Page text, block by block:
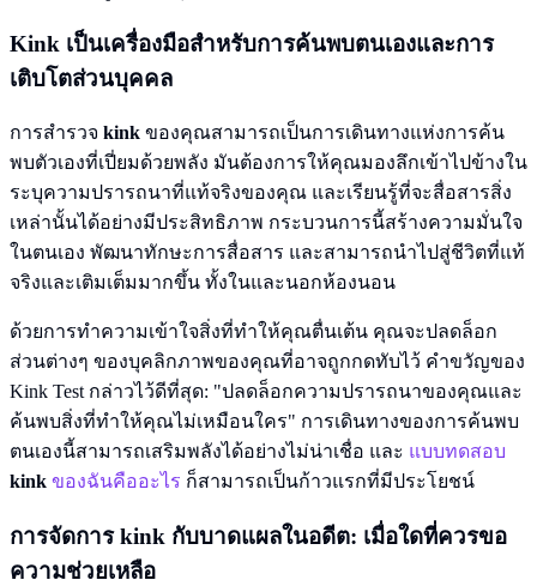
Kink เป็นเครื่องมือสำหรับการค้นพบตนเองและการ
เติบโตส่วนบุคคล
การสำรวจ kink ของคุณสามารถเป็นการเดินทางแห่งการค้น
พบตัวเองที่เปี่ยมด้วยพลัง มันต้องการให้คุณมองลึกเข้าไปข้างใน
ระบุความปรารถนาที่แท้จริงของคุณ และเรียนรู้ที่จะสื่อสารสิ่ง
เหล่านั้นได้อย่างมีประสิทธิภาพ กระบวนการนี้สร้างความมั่นใจ
ในตนเอง พัฒนาทักษะการสื่อสาร และสามารถนำไปสู่ชีวิตที่แท้
จริงและเติมเต็มมากขึ้น ทั้งในและนอกห้องนอน
ด้วยการทำความเข้าใจสิ่งที่ทำให้คุณตื่นเต้น คุณจะปลดล็อก
ส่วนต่างๆ ของบุคลิกภาพของคุณที่อาจถูกกดทับไว้ คำขวัญของ
Kink Test กล่าวไว้ดีที่สุด: "ปลดล็อกความปรารถนาของคุณและ
ค้นพบสิ่งที่ทำให้คุณไม่เหมือนใคร" การเดินทางของการค้นพบ
ตนเองนี้สามารถเสริมพลังได้อย่างไม่น่าเชื่อ และ แบบทดสอบ
kink ของฉันคืออะไร ก็สามารถเป็นก้าวแรกที่มีประโยชน์
การจัดการkink กับบาดแผลในอดีต: เมื่อใดที่ควรขอ
ความช่วยเหลือ